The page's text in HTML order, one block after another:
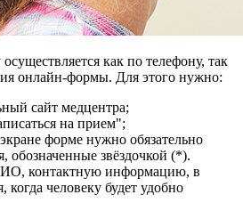
как по телефону, так
онлайн-формы. Для этого нужно:
сайт медцентра;
на прием";
форме нужно обязательно
обозначенные звёздочкой (*).
контактную информацию, в
когда человеку будет удобно